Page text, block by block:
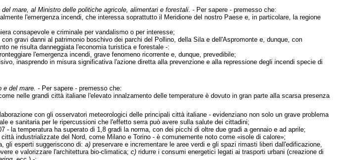
mare, al Ministro delle politiche agricole, alimentari e forestali. - Per sapere - premesso che:
l'emergenza incendi, che interessa soprattutto il Meridione del nostro Paese e, in particolare, la regione
consapevole e criminale per vandalismo o per interesse;
gravi danni al patrimonio boschivo dei parchi del Pollino, della Sila e dell'Aspromonte e, dunque, con
ne risulta danneggiata l'economia turistica e forestale -:
l'emergenza incendi, grave fenomeno ricorrente e, dunque, prevedibile;
inasprendo in misura significativa l'azione diretta alla prevenzione e alla repressione degli incendi specie di
del mare. - Per sapere - premesso che:
nelle grandi città italiane l'elevato innalzamento delle temperature è dovuto in gran parte alla scarsa presenza
con gli osservatori meteorologici delle principali città italiane - evidenziano non solo un grave problema
e sanitaria per le ripercussioni che l'effetto serra può avere sulla salute dei cittadini;
la temperatura ha superato di 1,8 gradi la norma, con dei picchi di oltre due gradi a gennaio e ad aprile;
industrializzate del Nord, come Milano e Torino - è comunemente noto come «isole di calore»;
gli esperti suggeriscono di: a)preservare e incrementare le aree verdi e gli spazi rimasti liberi dall'edificazione,
e valorizzare l'architettura bio-climatica; c)ridurre i consumi energetici legati ai trasporti urbani (creazione di